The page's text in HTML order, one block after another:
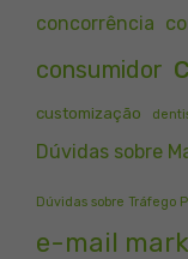
concorrência
consumidor
customização
Dúvidas sobre
Dúvidas sobre Tráfego
e-mail